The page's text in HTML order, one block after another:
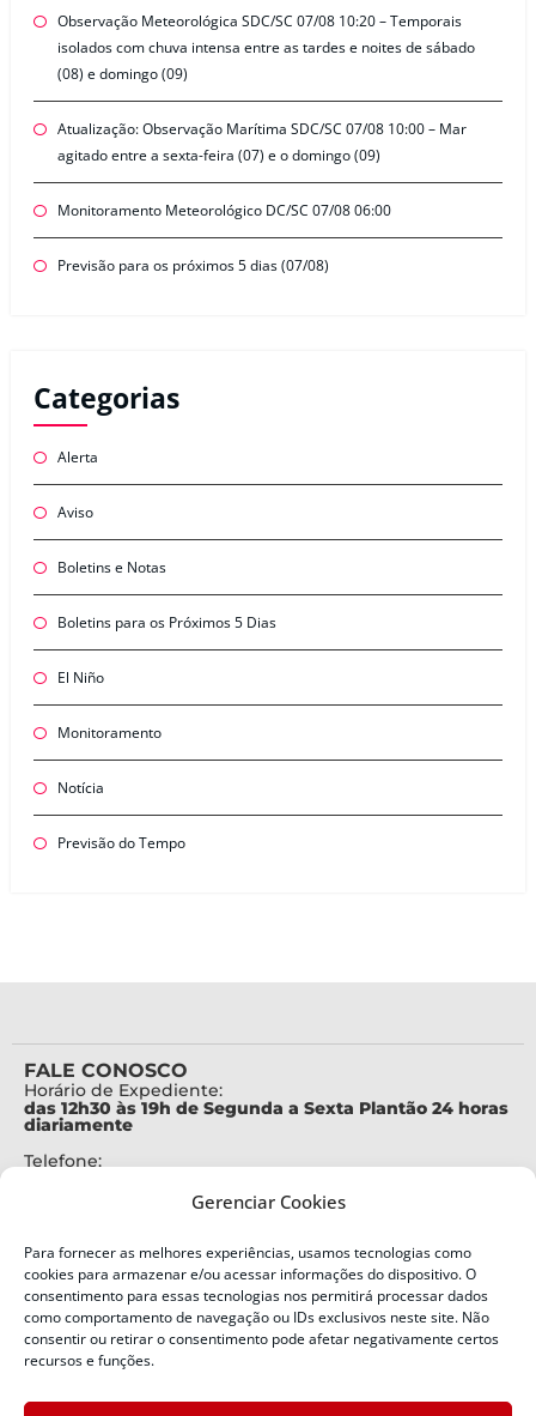
Gerenciar Cookies
Para fornecer as melhores experiências, usamos tecnologias como
cookies para armazenar e/ou acessar informações do dispositivo. O
consentimento para essas tecnologias nos permitirá processar dados
como comportamento de navegação ou IDs exclusivos neste site. Não
consentir ou retirar o consentimento pode afetar negativamente certos
recursos e funções.
Observação Meteorológica SDC/SC 07/08 10:20 – Temporais
isolados com chuva intensa entre as tardes e noites de sábado
(08) e domingo (09)
Atualização: Observação Marítima SDC/SC 07/08 10:00 – Mar
agitado entre a sexta-feira (07) e o domingo (09)
Monitoramento Meteorológico DC/SC 07/08 06:00
Previsão para os próximos 5 dias (07/08)
Categorias
Alerta
Aviso
Boletins e Notas
Boletins para os Próximos 5 Dias
El Niño
Monitoramento
Notícia
Previsão do Tempo
FALE CONOSCO
Horário de Expediente:
das 12h30 às 19h de Segunda a Sexta Plantão 24 horas
diariamente
Telefone:
Alertas Defesa Civil:
SMS 40199
ENDEREÇO
Defesa Civil do Estado de Santa Catarina